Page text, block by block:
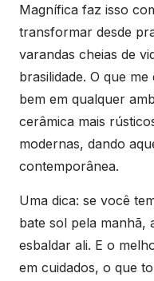
Magnífica faz isso
transformar desde
varandas cheias de
brasilidade. O que
bem em qualquer
cerâmica mais
modernas, dando
contemporânea.
Uma dica: se você
bate sol pela manhã,
esbaldar ali. E o
em cuidados, o que